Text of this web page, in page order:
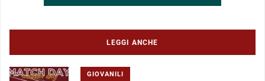
LEGGI ANCHE
GIOVANILI